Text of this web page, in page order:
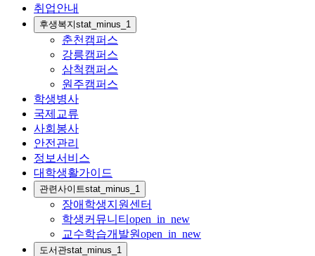
취업안내
후생복지stat_minus_1
춘천캠퍼스
강릉캠퍼스
삼척캠퍼스
원주캠퍼스
학생병사
국제교류
사회봉사
안전관리
정보서비스
대학생활가이드
관련사이트stat_minus_1
장애학생지원센터
학생커뮤니티 open_in_new
교수학습개발원open_in_new
도서관stat_minus_1